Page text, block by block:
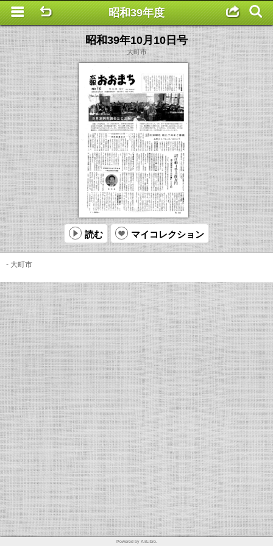
This is a completely basic popup, no options set.
昭和39年度
昭和39年10月10日号
大町市
読む マイコレクション
- 大町市
Powered by AirLibro.